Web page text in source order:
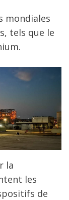
mondiales
tels que le
la
les
de